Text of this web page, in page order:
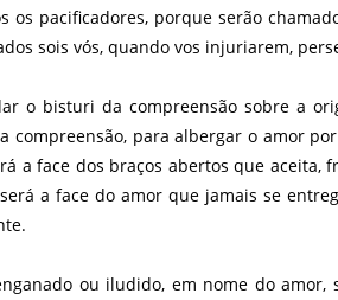
os pacificadores, porque serão
sois vós, quando vos injuriarem,
o bisturi da compreensão sobre a
para albergar o amor
a face dos braços abertos que
a face do amor que jamais se
ou iludido, em nome do